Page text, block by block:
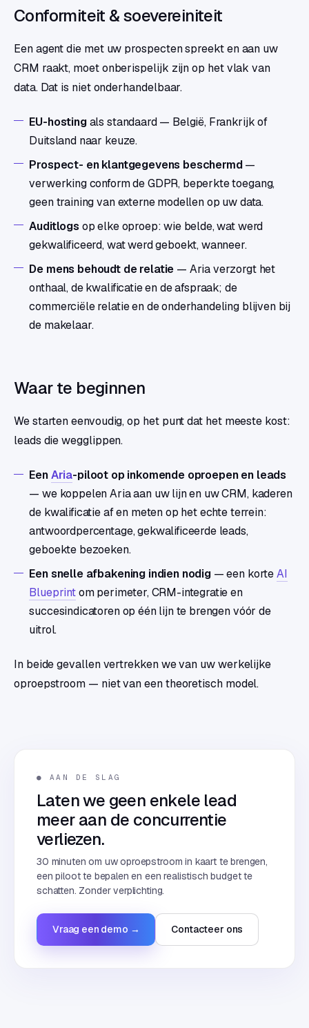
Conformiteit & soevereiniteit
Een agent die met uw prospecten spreekt en aan uw
CRM raakt, moet onberispelijk zijn op het vlak van
data. Dat is niet onderhandelbaar.
EU-hostingals standaard — België, Frankrijk of
Duitsland naar keuze.
Prospect- en klantgegevens beschermd—
verwerking conform de GDPR, beperkte toegang,
geen training van externe modellen op uw data.
Auditlogs op elke oproep: wie belde, wat werd
gekwalificeerd, wat werd geboekt, wanneer.
De mens behoudt de relatie — Aria verzorgt het
onthaal, de kwalificatie en de afspraak; de
commerciële relatie en de onderhandeling blijven bij
de makelaar.
Waar te beginnen
We starten eenvoudig, op het punt dat het meeste kost:
leads die wegglippen.
EenAria-piloot op inkomende oproepen en leads
— we koppelen Aria aan uw lijn en uw CRM, kaderen
de kwalificatie af en meten op het echte terrein:
antwoordpercentage, gekwalificeerde leads,
geboekte bezoeken.
Een snelle afbakening indien nodig— een korteAI
Blueprintom perimeter, CRM-integratie en
succesindicatoren op één lijn te brengen vóór de
uitrol.
In beide gevallen vertrekken we van uw werkelijke
oproepstroom — niet van een theoretisch model.
● AAN DE SLAG
Laten we geen enkele lead
meer aan de concurrentie
verliezen.
30 minuten om uw oproepstroom in kaart te brengen,
een piloot te bepalen en een realistisch budget te
schatten. Zonder verplichting.
Vraag een demo → Contacteer ons